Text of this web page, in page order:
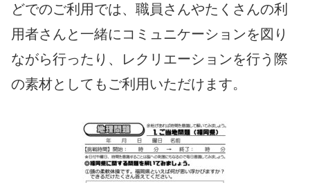
どでのご利用では、職員さんやたくさんの利
用者さんと一緒にコミュニケーションを図り
ながら行ったり、レクリエーションを行う際
の素材としてもご利用いただけます。